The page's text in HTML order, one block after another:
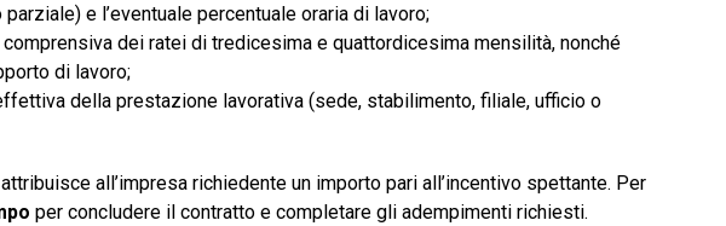
e l’eventuale percentuale oraria di lavoro;
dei ratei di tredicesima e quattordicesima mensilità, nonché
di lavoro;
della prestazione lavorativa (sede, stabilimento, filiale, ufficio o
all’impresa richiedente un importo pari all’incentivo spettante. Per
per concludere il contratto e completare gli adempimenti richiesti.